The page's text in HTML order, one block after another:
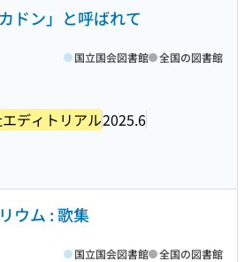
カドン」と呼ばれて
ディトリアル2025.6
国立国会図書館 全国の図書館
ウム : 歌集
国立国会図書館 全国の図書館